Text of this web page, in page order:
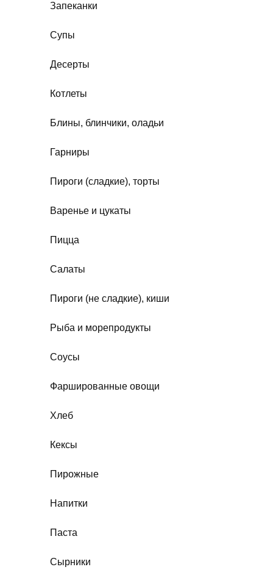
Запеканки
Супы
Десерты
Котлеты
Блины, блинчики, оладьи
Гарниры
Пироги (сладкие), торты
Варенье и цукаты
Пицца
Салаты
Пироги (не сладкие), киши
Рыба и морепродукты
Соусы
Фаршированные овощи
Хлеб
Кексы
Пирожные
Напитки
Паста
Сырники